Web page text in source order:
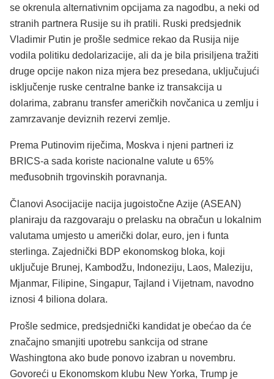
se okrenula alternativnim opcijama za nagodbu, a neki od
stranih partnera Rusije su ih pratili. Ruski predsjednik
Vladimir Putin je prošle sedmice rekao da Rusija nije
vodila politiku dedolarizacije, ali da je bila prisiljena tražiti
druge opcije nakon niza mjera bez presedana, uključujući
isključenje ruske centralne banke iz transakcija u
dolarima, zabranu transfer američkih novčanica u zemlju i
zamrzavanje deviznih rezervi zemlje.
Prema Putinovim riječima, Moskva i njeni partneri iz
BRICS-a sada koriste nacionalne valute u 65%
međusobnih trgovinskih poravnanja.
Članovi Asocijacije nacija jugoistočne Azije (ASEAN)
planiraju da razgovaraju o prelasku na obračun u lokalnim
valutama umjesto u američki dolar, euro, jen i funta
sterlinga. Zajednički BDP ekonomskog bloka, koji
uključuje Brunej, Kambodžu, Indoneziju, Laos, Maleziju,
Mjanmar, Filipine, Singapur, Tajland i Vijetnam, navodno
iznosi 4 biliona dolara.
Prošle sedmice, predsjednički kandidat je obećao da će
značajno smanjiti upotrebu sankcija od strane
Washingtona ako bude ponovo izabran u novembru.
Govoreći u Ekonomskom klubu New Yorka, Trump je